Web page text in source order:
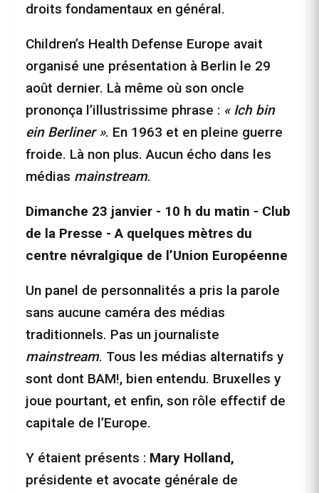
droits fondamentaux en général.
Children’s Health Defense Europe avait
organisé une présentation à Berlin le 29
août dernier. Là même où son oncle
prononça l’illustrissime phrase : « Ich bin
ein Berliner ». En 1963 et en pleine guerre
froide. Là non plus. Aucun écho dans les
médias mainstream.
Dimanche 23 janvier - 10 h du matin - Club
de la Presse - A quelques mètres du
centre névralgique de l’Union Européenne
Un panel de personnalités a pris la parole
sans aucune caméra des médias
traditionnels. Pas un journaliste
mainstream. Tous les médias alternatifs y
sont dont BAM!, bien entendu. Bruxelles y
joue pourtant, et enfin, son rôle effectif de
capitale de l’Europe.
Y étaient présents : Mary Holland,
présidente et avocate générale de